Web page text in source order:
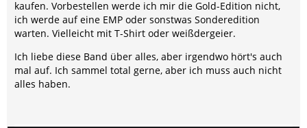
kaufen. Vorbestellen werde ich mir die Gold-Edition nicht,
ich werde auf eine EMP oder sonstwas Sonderedition
warten. Vielleicht mit T-Shirt oder weißdergeier.
Ich liebe diese Band über alles, aber irgendwo hört's auch
mal auf. Ich sammel total gerne, aber ich muss auch nicht
alles haben.